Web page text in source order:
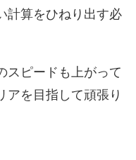
計算をひねり出す必
スピードも上がって
アを目指して頑張り